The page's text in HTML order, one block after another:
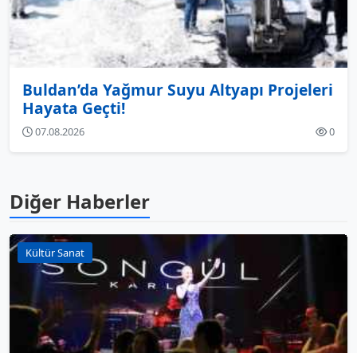
Buldan’da Yağmur Suyu Altyapı Projeleri
Hayata Geçti!
07.08.2026 0
Diğer Haberler
Kültür Sanat